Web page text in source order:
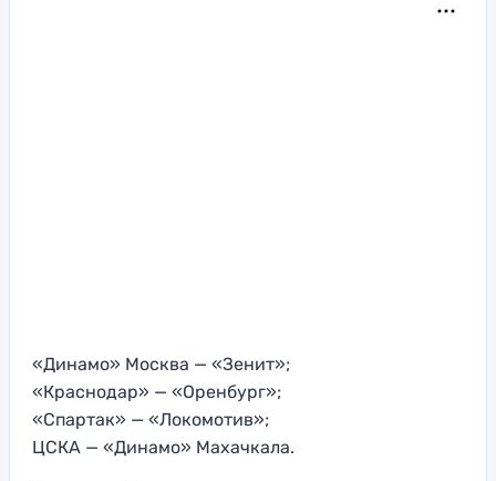
«Динамо» Москва — «Зенит»;
«Краснодар» — «Оренбург»;
«Спартак» — «Локомотив»;
ЦСКА — «Динамо» Махачкала.